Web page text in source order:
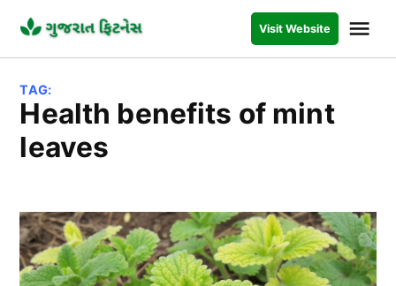
content
FITNESS
Visit Website
TAG:
health benefits of mint
leaves